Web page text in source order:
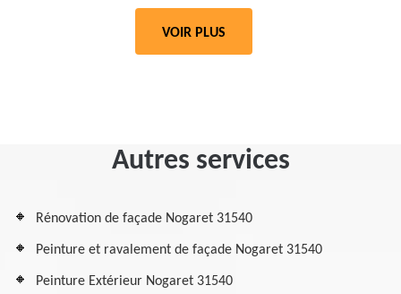
VOIR PLUS
Autres services
Rénovation de façade Nogaret 31540
Peinture et ravalement de façade Nogaret 31540
Peinture Extérieur Nogaret 31540